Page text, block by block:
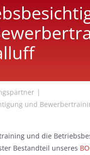
und
und die
Bestandteil unseres